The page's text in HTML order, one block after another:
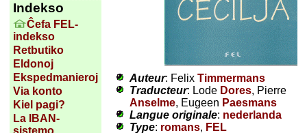
Indekso
Ĉefa FEL-
indekso
Retbutiko
Eldonoj
Ekspedmanieroj
Via konto
Kiel pagi?
La IBAN-
Auteur: Felix Timmermans
Traducteur: Lode Dores, Pierre
Anselme, Eugeen Paesmans
Langue originale: nederlanda
Type: romans, FEL